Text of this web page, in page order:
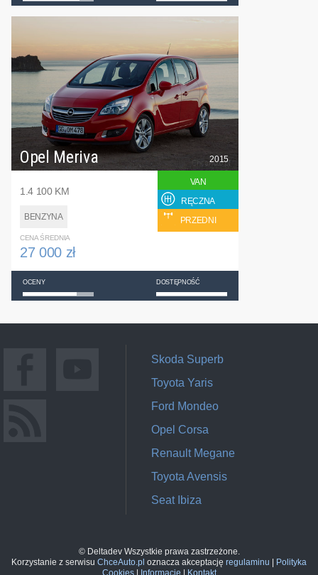
Opel Meriva
1.4 100 KM
BENZYNA
2015
VAN
RĘCZNA
PRZEDNI
CENA ŚREDNIA
27 000 zł
OCENY DOSTĘPNOŚĆ
Skoda Superb
Toyota Yaris
Ford Mondeo
Opel Corsa
Renault Megane
Toyota Avensis
Seat Ibiza
© Deltadev Wszystkie prawa zastrzeżone.
Korzystanie z serwisu ChceAuto.pl oznacza akceptację regulaminu
Polityka